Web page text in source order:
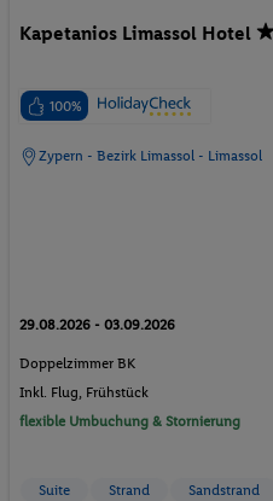
Kapetanios Limassol Hotel
100%
Zypern - Bezirk Limassol - Limassol
29.08.2026 - 03.09.2026
Doppelzimmer BK
Inkl. Flug, Frühstück
flexible Umbuchung & Stornierung
Suite Strand Sandstrand